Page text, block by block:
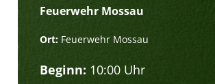
Feuerwehr Mossau
Ort: Feuerwehr Mossau
Beginn: 10:00 Uhr